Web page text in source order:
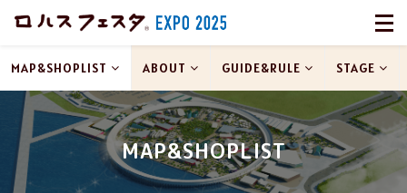
MAP&SHOPLIST
MAP&SHOPLIST ABOUT GUIDE&RULE STAGE